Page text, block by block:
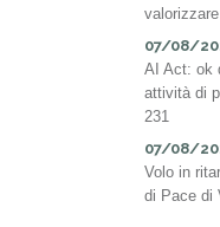
07/08/
AI Act: ok
attività di
231
07/08/
Volo in
di Pace di